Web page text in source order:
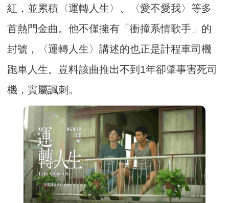
紅，並累積〈運轉人生〉、〈愛不愛我〉等多
首熱門金曲。他不僅擁有「衝撞系情歌手」的
封號，〈運轉人生〉講述的也正是計程車司機
跑車人生。豈料該曲推出不到1年卻肇事害死司
機，實屬諷刺。